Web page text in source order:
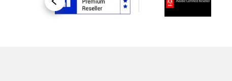
использования и пропускной способности сети.
Назад